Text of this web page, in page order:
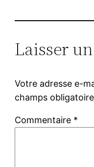
Laisser
Votre adresse e-
champs
Commentaire *